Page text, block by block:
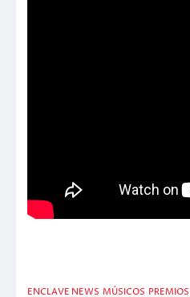
ENCLAVE NEWS MÚSICOS PREMIOS